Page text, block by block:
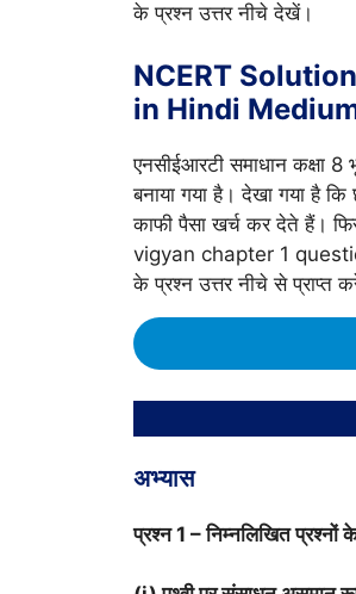
के प्रश्न उत्तर नीचे देखें।
NCERT
in Hindi
एनसीईआरटी समाधान कक्षा
बनाया गया है। देखा गया है कि
काफी पैसा खर्च कर देते हैं।
vigyan chapter 1
के प्रश्न उत्तर नीचे से प्राप्त
अभ्यास
प्रश्न 1 – निम्नलिखित प्रश्नों